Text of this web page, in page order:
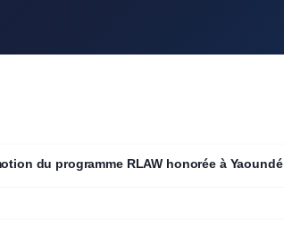
du programme RLAW honorée à Yaoundé